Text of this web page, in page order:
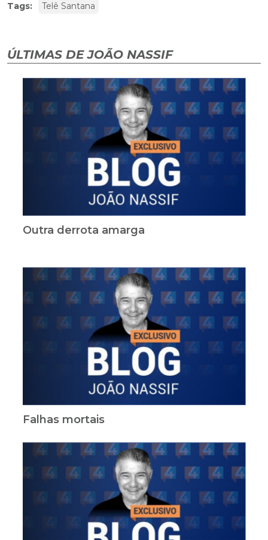
Tags: Telê Santana
ÚLTIMAS DE JOÃO NASSIF
Outra derrota amarga
Falhas mortais